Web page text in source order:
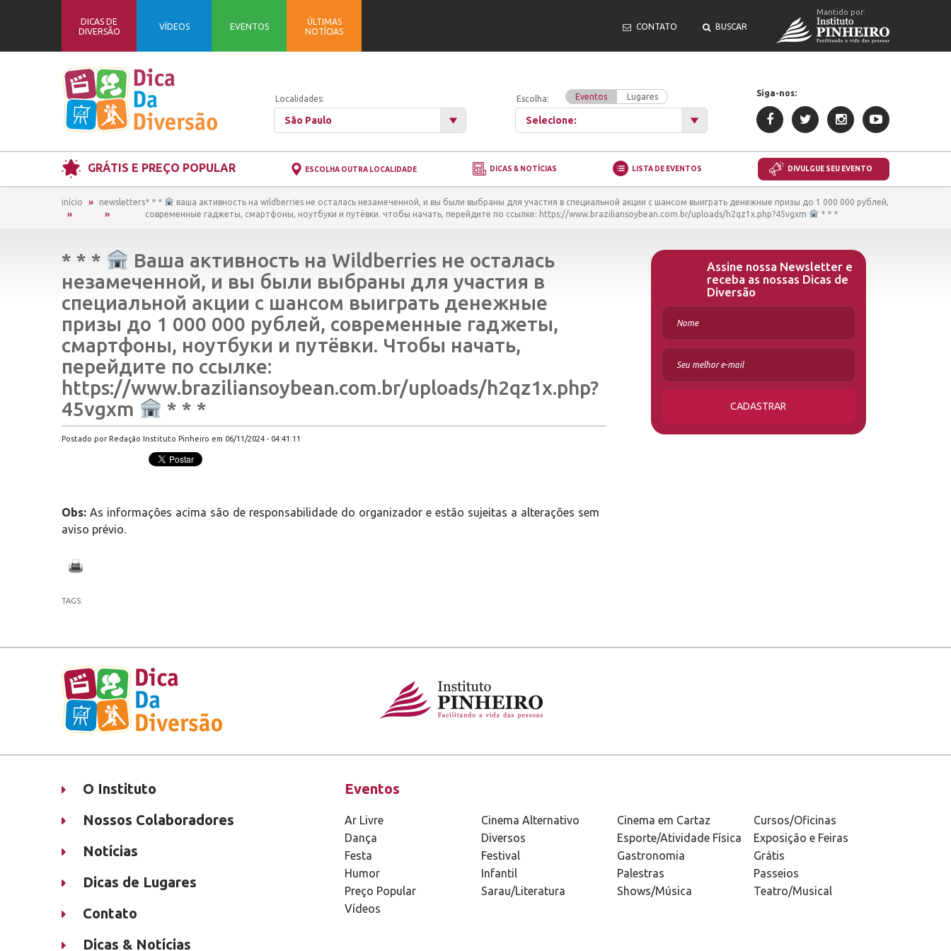
DICAS DE
DIVERSÃO
VÍDEOS EVENTOS
ÚLTIMAS
NOTÍCIAS
CONTATO BUSCAR
Mantido por:
Localidades:
São Paulo
Escolha: Eventos Lugares
Selecione:
Siga-nos:
GRÁTIS E PREÇO POPULAR ESCOLHA OUTRA LOCALIDADE DICAS & NOTÍCIAS LISTA DE EVENTOS DIVULGUE SEU EVENTO
início newsletters* * *
ваша активность на wildberries не осталась незамеченной, и вы были выбраны для участия в специальной акции с шансом выиграть денежные призы до 1 000 000 рублей,
современные гаджеты, смартфоны, ноутбуки и путёвки. чтобы начать, перейдите по ссылке: https://www.braziliansoybean.com.br/uploads/h2qz1x.php?45vgxm
* * *
* * *
Ваша активность на Wildberries не осталась
незамеченной, и вы были выбраны для участия в
специальной акции с шансом выиграть денежные
призы до 1 000 000 рублей, современные гаджеты,
смартфоны, ноутбуки и путёвки. Чтобы начать,
перейдите по ссылке:
https://www.braziliansoybean.com.br/uploads/h2qz1x.php?
45vgxm
* * *
Postado por Redação Instituto Pinheiro em 06/11/2024 - 04:41:11
Obs: As informações acima são de responsabilidade do organizador e estão sujeitas a alterações sem
aviso prévio.
TAGS:
Assine nossa Newsletter e
receba as nossas Dicas de
Diversão
CADASTRAR
O Instituto
Nossos Colaboradores
Notícias
Dicas de Lugares
Contato
Dicas & Notícias
Eventos
Ar Livre Cinema Alternativo Cinema em Cartaz
Cursos/Oficinas
Dança
Diversos Esporte/Atividade Física
Exposição e Feiras
Festa
Festival Gastronomia
Grátis
Humor
Infantil Palestras
Passeios
Preço Popular
Sarau/Literatura Shows/Música
Teatro/Musical
Vídeos